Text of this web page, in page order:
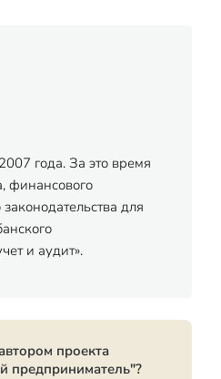
года. За это время
финансового
для
и аудит».
проекта
предприниматель"?